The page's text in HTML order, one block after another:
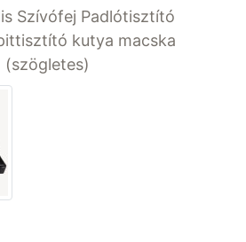
Szívófej Padlótisztító
kutya macska